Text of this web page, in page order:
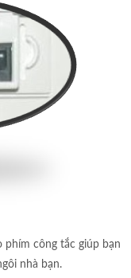
phím công tắc giúp bạn
nhà bạn.